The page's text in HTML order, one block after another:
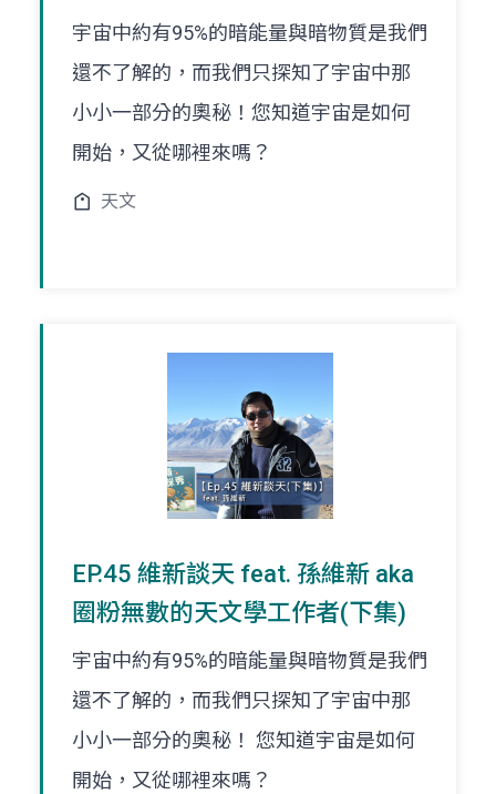
宇宙中約有95%的暗能量與暗物質是我們
還不了解的，而我們只探知了宇宙中那
小小一部分的奧秘！您知道宇宙是如何
開始，又從哪裡來嗎？
天文
EP.45 維新談天 feat. 孫維新 aka
圈粉無數的天文學工作者(下集)
宇宙中約有95%的暗能量與暗物質是我們
還不了解的，而我們只探知了宇宙中那
小小一部分的奧秘！ 您知道宇宙是如何
開始，又從哪裡來嗎？